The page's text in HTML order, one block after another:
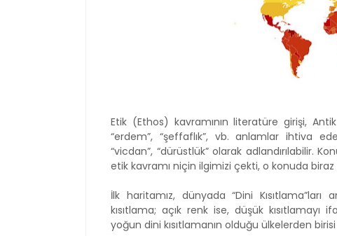
Etik (Ethos) kavramının literatüre girişi,
“erdem”, “şeffaflık”, vb. anlamlar ihtiva
“vicdan”, “dürüstlük” olarak adlandırılabilir.
etik kavramı niçin ilgimizi çekti, o konuda biraz
İlk haritamız, dünyada “Dini
kısıtlama; açık renk ise, düşük
yoğun dini kısıtlamanın olduğu ülkelerden